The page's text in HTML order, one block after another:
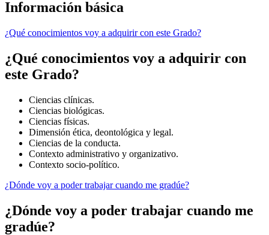
Información básica
¿Qué conocimientos voy a adquirir con este Grado?
¿Qué conocimientos voy a adquirir con
este Grado?
Ciencias clínicas.
Ciencias biológicas.
Ciencias físicas.
Dimensión ética, deontológica y legal.
Ciencias de la conducta.
Contexto administrativo y organizativo.
Contexto socio-político.
¿Dónde voy a poder trabajar cuando me gradúe?
¿Dónde voy a poder trabajar cuando me
gradúe?